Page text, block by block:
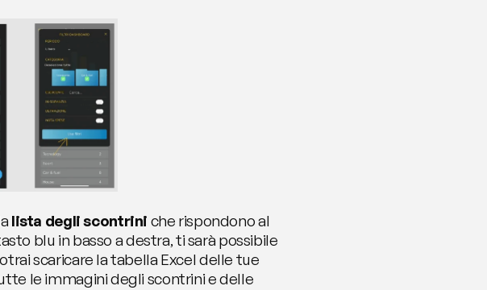
lista degli scontrini che rispondono al
blu in basso a destra, ti sarà possibile
scaricare la tabella Excel delle tue
le immagini degli scontrini e delle